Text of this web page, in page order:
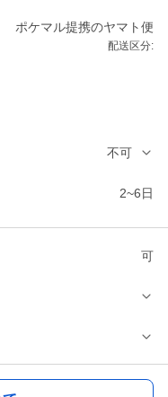
ポケマル提携のヤマト便
配送区分:
不可
2~6日
可